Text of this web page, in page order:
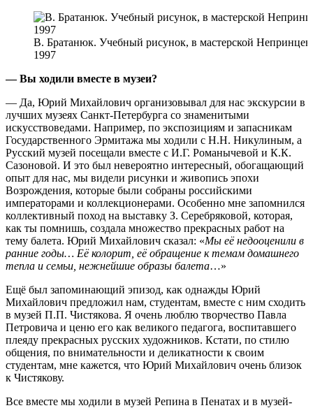
В. Братанюк. Учебный рисунок, в мастерской
1997
— Вы ходили вместе в музеи?
— Да, Юрий Михайлович организовывал для нас экскурсии в
лучших музеях Санкт-Петербурга со знаменитыми
искусствоведами. Например, по экспозициям и запасникам
Государственного Эрмитажа мы ходили с Н.Н. Никулиным, а
Русский музей посещали вместе с И.Г. Романычевой и К.К.
Сазоновой. И это был невероятно интересный, обогащающий
опыт для нас, мы видели рисунки и живопись эпохи
Возрождения, которые были собраны российскими
императорами и коллекционерами. Особенно мне запомнился
коллективный поход на выставку З. Серебряковой, которая,
как ты помнишь, создала множество прекрасных работ на
тему балета. Юрий Михайлович сказал: «Мы её недооценили в
ранние годы… Её колорит, её обращение к темам домашнего
тепла и семьи, нежнейшие образы балета…»
Ещё был запоминающий эпизод, как однажды Юрий
Михайлович предложил нам, студентам, вместе с ним сходить
в музей П.П. Чистякова. Я очень люблю творчество Павла
Петровича и ценю его как великого педагога, воспитавшего
плеяду прекрасных русских художников. Кстати, по стилю
общения, по внимательности и деликатности к своим
студентам, мне кажется, что Юрий Михайлович очень близок
к Чистякову.
Все вместе мы ходили в музей Репина в Пенатах и в музей-